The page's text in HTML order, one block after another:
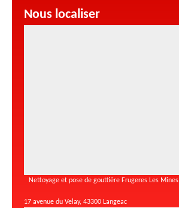
Nous localiser
Nettoyage et pose de gouttière Frugeres Les Mines
17 avenue du Velay, 43300 Langeac